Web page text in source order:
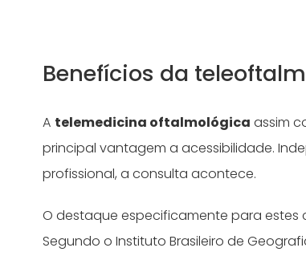
Benefícios da
A telemedicina oftalmológica assim
principal vantagem a acessibilidade.
profissional, a consulta acontece.
O destaque especificamente para
Segundo o Instituto Brasileiro de